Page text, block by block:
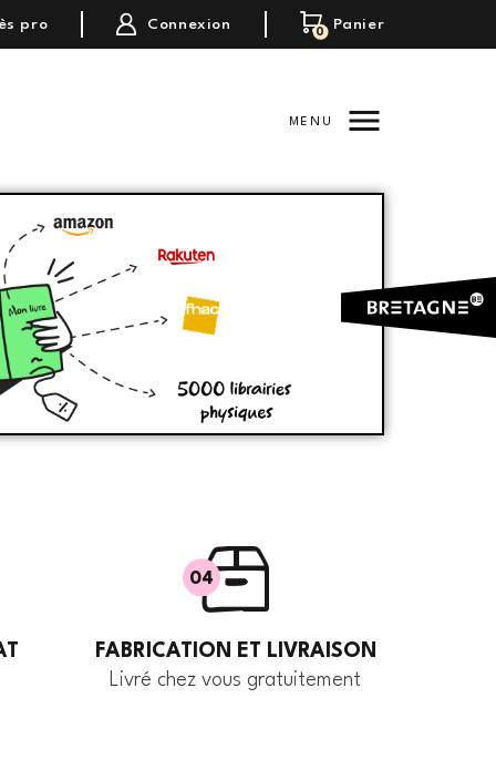
pro j Connexion i0
Panier
MENU 
04
FABRICATION ET LIVRAISON
Livré chez vous gratuitement